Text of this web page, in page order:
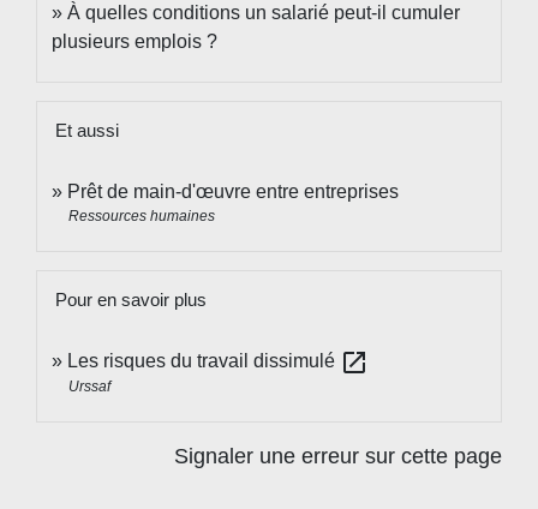
À quelles conditions un salarié peut-il cumuler
plusieurs emplois ?
Et aussi
Prêt de main-d'œuvre entre entreprises
Ressources humaines
Pour en savoir plus
Les risques du travail dissimulé open_in_new
Urssaf
Signaler une erreur sur cette page